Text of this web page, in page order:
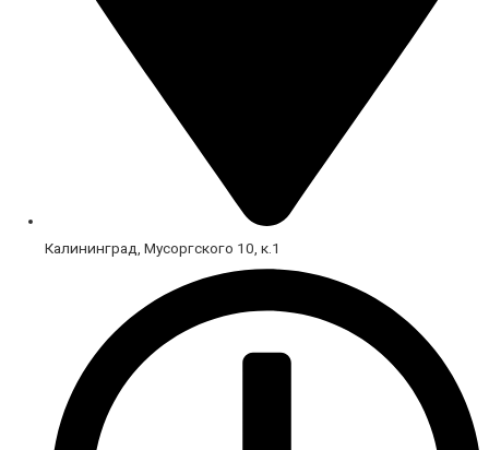
Калининград, Мусоргского 10, к.1